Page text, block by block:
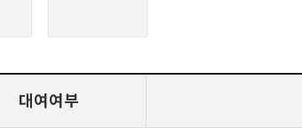
대여여부